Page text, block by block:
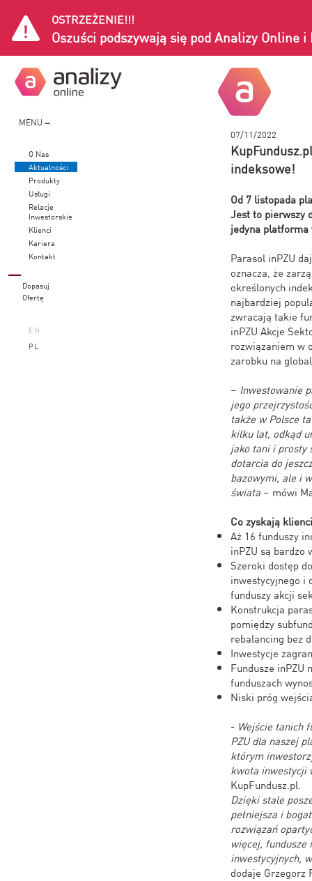
OSTRZEŻENIE!!!
Oszuści podszywają się pod Analizy Online i
MENU
O Nas
Aktualności
Produkty
Usługi
Relacje
Inwestorskie
Klienci
Kariera
Kontakt
Dopasuj
Ofertę
EN
PL
07/11/2022
indeksowe!
Od 7 listopada
Jest to pierwszy
jedyna
Parasol inPZU
oznacza, że
określonych
najbardziej
zwracają takie
inPZU Akcje
rozwiązaniem w
zarobku na
– Inwestowanie
jego
także w Polsce
kilku lat, odkąd
jako tani i prosty
dotarcia do
bazowymi, ale i
świata – mówi
Co zyskają
Aż 16 funduszy
inPZU są bardzo
Szeroki dostęp
inwestycyjnego i
funduszy akcji
Konstrukcja
pomiędzy
rebalancing bez
Inwestycje
Fundusze inPZU
funduszach
Niski próg
- Wejście tanich
PZU dla naszej
którym
kwota inwestycji
KupFundusz.pl.
Dzięki stale
pełniejsza i
rozwiązań
więcej, fundusze
inwestycyjnych,
dodaje Grzegorz